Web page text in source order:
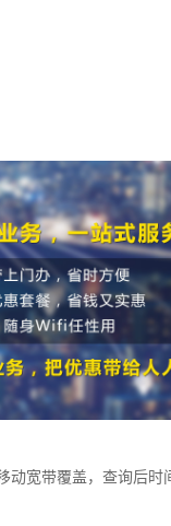
宽带覆盖，查询后时